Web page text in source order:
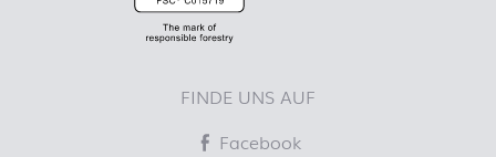
FINDE UNS AUF
Facebook